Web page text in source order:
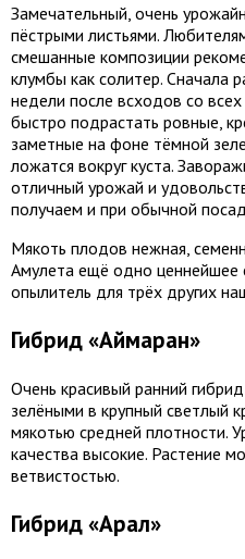
Замечательный, очень
пёстрыми листьями.
смешанные композиции
клумбы как солитер. Сначала
недели после всходов со
быстро подрастать ровные,
заметные на фоне тёмной
ложатся вокруг куста.
отличный урожай и
получаем и при обычной
Мякоть плодов нежная,
Амулета ещё одно ценнейшее
опылитель для трёх других
Гибрид «Аймаран»
Очень красивый ранний
зелёными в крупный светлый
мякотью средней плотности.
качества высокие. Растение
ветвистостью.
Гибрид «Арал»